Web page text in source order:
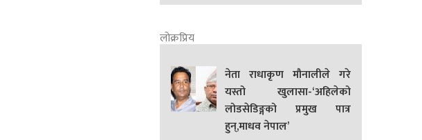
लोक्रप्रिय
नेता राधाकृण मौनालीले गरे
यस्तो खुलासा-‘अहिलेको
लोडसेडिङ्गको प्रमुख पात्र
हुन्,माधव नेपाल’